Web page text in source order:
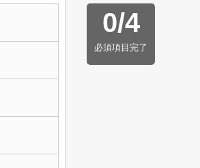
0/4
必須項目完了